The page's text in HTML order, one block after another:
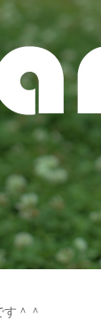
＾＾